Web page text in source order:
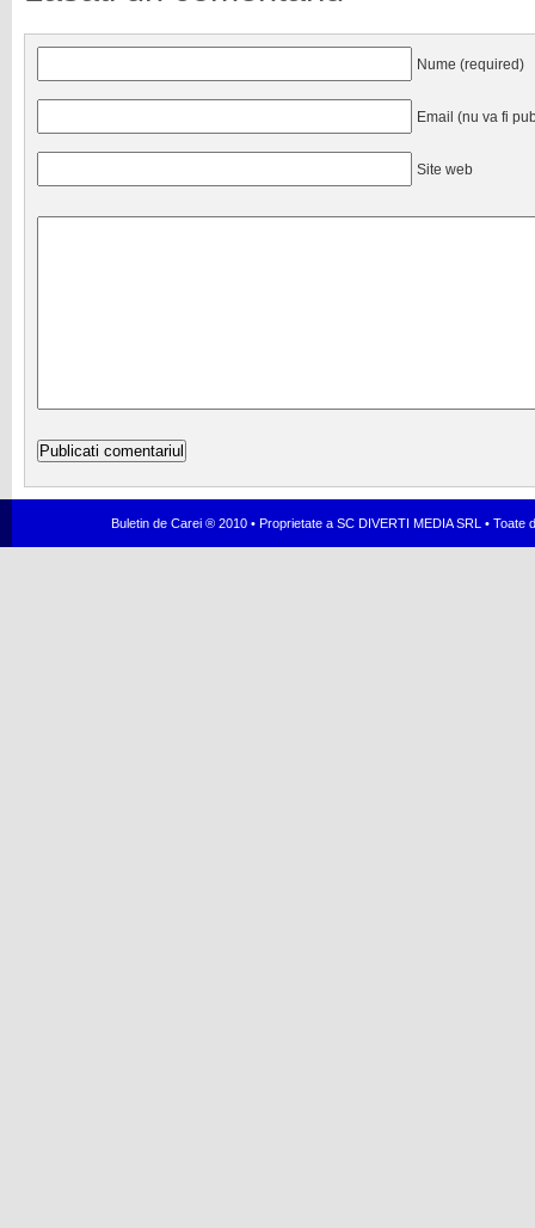
Nume (required)
Email (nu va fi
Site web
Buletin de Carei ® 2010 • Proprietate a SC DIVERTI MEDIA SRL •